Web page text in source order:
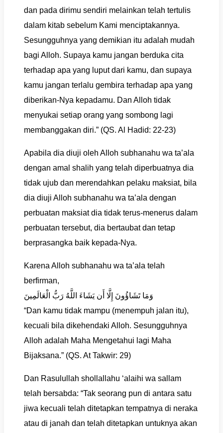
dan pada dirimu sendiri melainkan telah tertulis
dalam kitab sebelum Kami menciptakannya.
Sesungguhnya yang demikian itu adalah mudah
bagi Alloh. Supaya kamu jangan berduka cita
terhadap apa yang luput dari kamu, dan supaya
kamu jangan terlalu gembira terhadap apa yang
diberikan-Nya kepadamu. Dan Alloh tidak
menyukai setiap orang yang sombong lagi
membanggakan diri.” (QS. Al Hadid: 22-23)
Apabila dia diuji oleh Alloh subhanahu wa ta’ala
dengan amal shalih yang telah diperbuatnya dia
tidak ujub dan merendahkan pelaku maksiat, bila
dia diuji Alloh subhanahu wa ta’ala dengan
perbuatan maksiat dia tidak terus-menerus dalam
perbuatan tersebut, dia bertaubat dan tetap
berprasangka baik kepada-Nya.
Karena Alloh subhanahu wa ta’ala telah
berfirman,
وَمَا تَشَاؤُونَ إِلَّا أَن يَشَاءَ اللَّهُ رَبُّ الْعَالَمِينَ
“Dan kamu tidak mampu (menempuh jalan itu),
kecuali bila dikehendaki Alloh. Sesungguhnya
Alloh adalah Maha Mengetahui lagi Maha
Bijaksana.” (QS. At Takwir: 29)
Dan Rasulullah shollallahu ‘alaihi wa sallam
telah bersabda: “Tak seorang pun di antara satu
jiwa kecuali telah ditetapkan tempatnya di neraka
atau di janah dan telah ditetapkan untuknya akan